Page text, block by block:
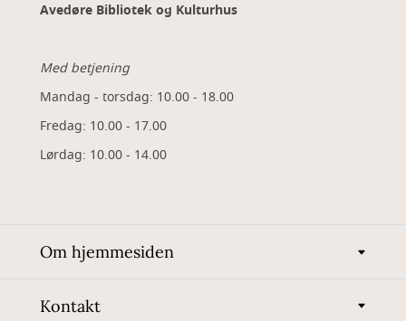
Avedøre Bibliotek og Kulturhus
Med betjening
Mandag - torsdag: 10.00 - 18.00
Fredag: 10.00 - 17.00
Lørdag: 10.00 - 14.00
Om hjemmesiden
Kontakt